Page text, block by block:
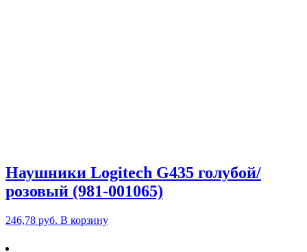
Наушники Logitech G435 голубой/
розовый (981-001065)
246,78 руб. В корзину